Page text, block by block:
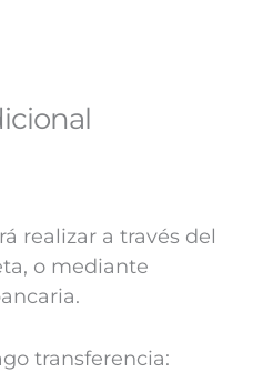
realizar a través del
o mediante
transferencia: